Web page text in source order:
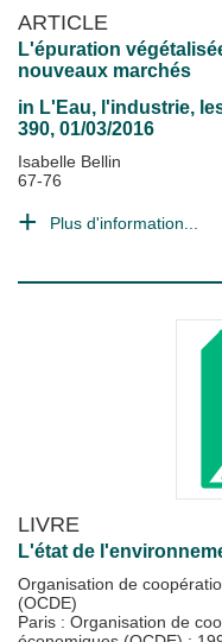
ARTICLE
L'épuration
nouveaux marchés
in L'Eau, l'industrie,
390, 01/03/2016
Isabelle Bellin
67-76
Plus d'information...
LIVRE
L'état de
Organisation de
(OCDE)
Paris : Organisation de